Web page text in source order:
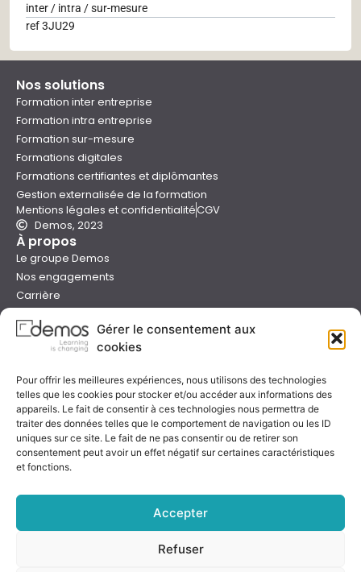
Gérer le consentement aux
cookies
Pour offrir les meilleures expériences, nous utilisons des technologies
telles que les cookies pour stocker et/ou accéder aux informations des
appareils. Le fait de consentir à ces technologies nous permettra de
traiter des données telles que le comportement de navigation ou les ID
uniques sur ce site. Le fait de ne pas consentir ou de retirer son
consentement peut avoir un effet négatif sur certaines caractéristiques
et fonctions.
Accepter
Refuser
inter / intra / sur-mesure
ref 3JU29
Nos solutions
Formation inter entreprise
Formation intra entreprise
Formation sur-mesure
Formations digitales
Formations certifiantes et diplômantes
Gestion externalisée de la formation
Mentions légales et confidentialitéCGV
Demos, 2023
À propos
Le groupe Demos
Nos engagements
Carrière
Presse
Catalogues
Aide
Nous contacter
Nous trouver
Préparer sa formation
Sessions garanties
Qualité & certification